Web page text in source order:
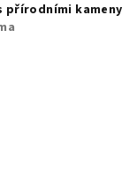
přírodními kameny